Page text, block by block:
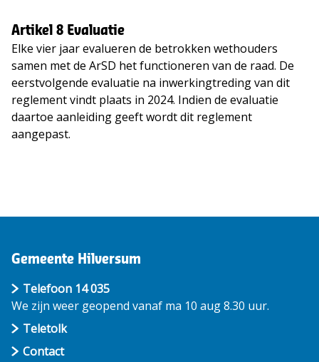
Artikel 8 Evaluatie
Elke vier jaar evalueren de betrokken wethouders
samen met de ArSD het functioneren van de raad. De
eerstvolgende evaluatie na inwerkingtreding van dit
reglement vindt plaats in 2024. Indien de evaluatie
daartoe aanleiding geeft wordt dit reglement
aangepast.
Gemeente Hilversum
Telefoon 14 035
We zijn weer geopend vanaf ma 10 aug 8.30 uur.
Teletolk
Contact